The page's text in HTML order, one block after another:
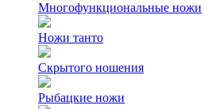
Многофункциональные ножи
Ножи танто
Скрытого ношения
Рыбацкие ножи